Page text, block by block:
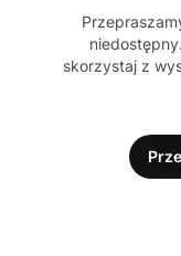
skorzystaj z